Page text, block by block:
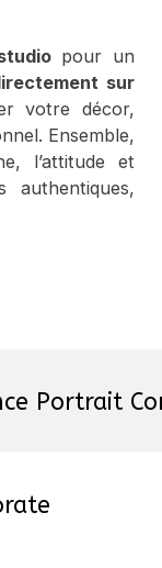
pour un
sur
votre décor,
Ensemble,
l’attitude et
authentiques,
Portrait